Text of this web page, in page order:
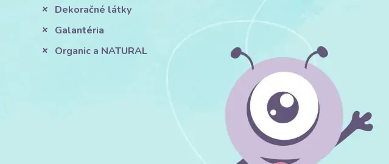
Dekoračné látky
Galantéria
Organic a NATURAL